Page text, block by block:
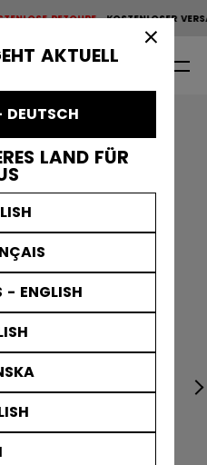
AKTUELL
DEUTSCH
LAND FÜR
- ENGLISH
anhalten.
RETOURE KOSTENLOSER
EURO KOSTENLOSE
0